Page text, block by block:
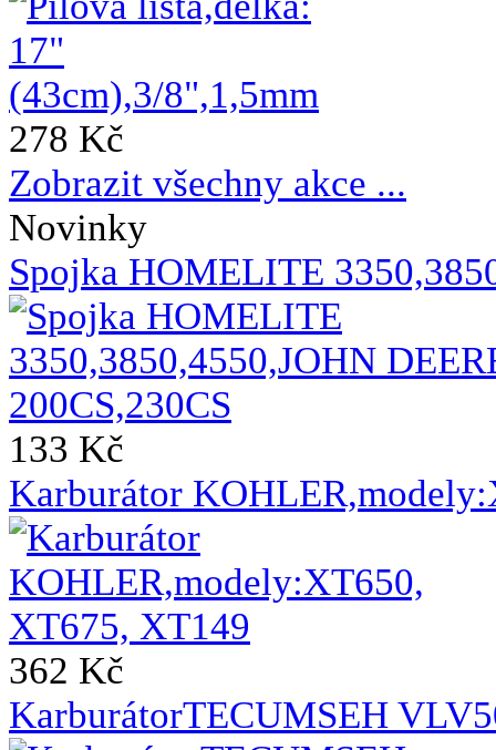
278 Kč
Zobrazit všechny akce ...
Novinky
Spojka HOMELITE
133 Kč
Karburátor
362 Kč
KarburátorTECUMSEH